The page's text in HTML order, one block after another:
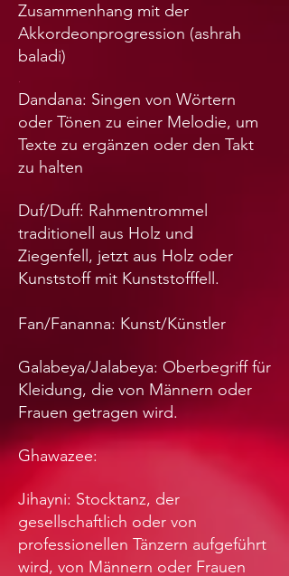
Zusammenhang mit der
Akkordeonprogression (ashrah
baladi)
.
Dandana: Singen von Wörtern
oder Tönen zu einer Melodie, um
Texte zu ergänzen oder den Takt
zu halten
Duf/Duff: Rahmentrommel
traditionell aus Holz und
Ziegenfell, jetzt aus Holz oder
Kunststoff mit Kunststofffell.
Fan/Fananna: Kunst/Künstler
Galabeya/Jalabeya: Oberbegriff für
Kleidung, die von Männern oder
Frauen getragen wird.
Ghawazee:
Jihayni: Stocktanz, der
gesellschaftlich oder von
professionellen Tänzern aufgeführt
wird, von Männern oder Frauen